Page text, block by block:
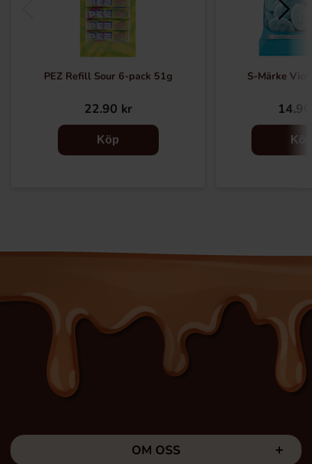
PEZ Refill Sour 6-pack 51g
22.90 kr
Köp
S-Märke
Köp
OM OSS